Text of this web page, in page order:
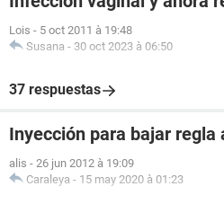
Lois - 5 oct 2011 à 19:48
Susana - 30 oct 2023 à 06:50
37 respuestas
Inyección para bajar
alis - 26 jun 2012 à 19:09
Caraleya - 15 may 2020 à 01:23